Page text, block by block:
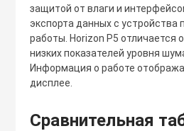
защитой от влаги и
экспорта данных с устройства
работы. Horizon P5 отличается
низких показателей уровня
Информация о работе
дисплее.
Сравнительная